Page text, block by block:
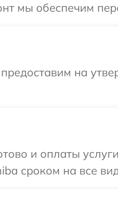
мы обеспечим
на
и оплаты
сроком на все